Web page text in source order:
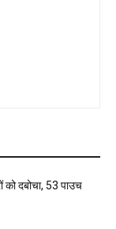
को दबोचा, 53 पाउच